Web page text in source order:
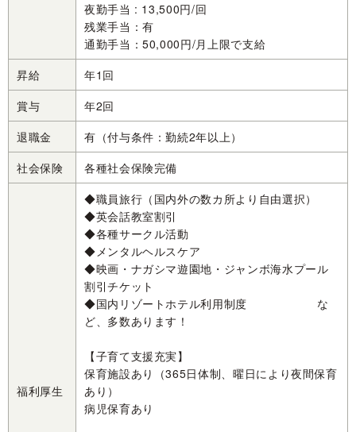
夜勤手当 : 13,500円/回
残業手当：有
通勤手当：50,000円/月上限で支給
昇給
年1回
賞与
年2回
退職金
有（付与条件：勤続2年以上）
社会保険
各種社会保険完備
福利厚生
◆職員旅行（国内外の数カ所より自由選択）
◆英会話教室割引
◆各種サークル活動
◆メンタルヘルスケア
◆映画・ナガシマ遊園地・ジャンボ海水プール
割引チケット
◆国内リゾートホテル利用制度 な
ど、多数あります！
【子育て支援充実】
保育施設あり（365日体制、曜日により夜間保育
あり）
病児保育あり